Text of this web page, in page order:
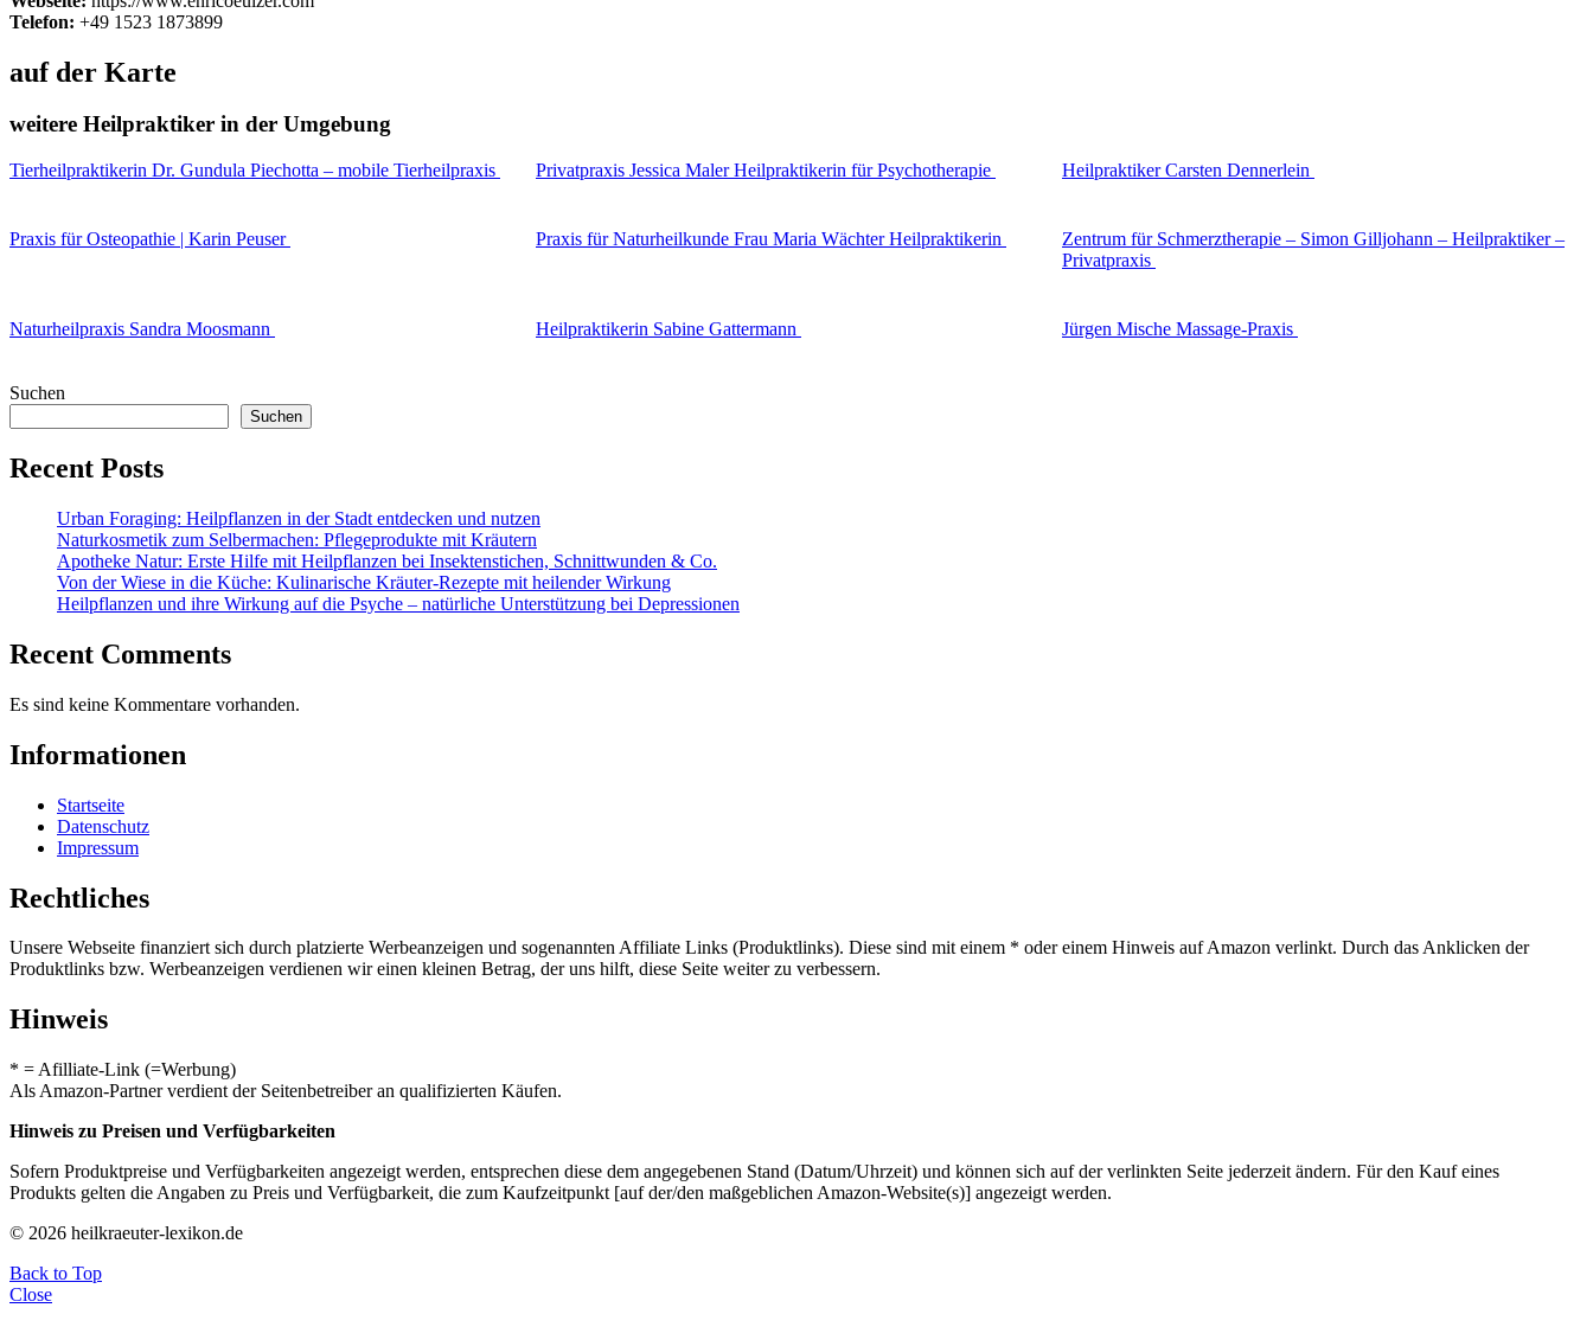
Telefon: +49 1523 1873899
auf der Karte
weitere Heilpraktiker in der Umgebung
Tierheilpraktikerin Dr. Gundula Piechotta – mobile Tierheilpraxis Privatpraxis Jessica Maler Heilpraktikerin für Psychotherapie Heilpraktiker Carsten Dennerlein
Praxis für Osteopathie | Karin Peuser Praxis für Naturheilkunde Frau Maria Wächter Heilpraktikerin
Zentrum für Schmerztherapie – Simon Gilljohann – Heilpraktiker –
Privatpraxis
Naturheilpraxis Sandra Moosmann Heilpraktikerin Sabine Gattermann Jürgen Mische Massage-Praxis
Suchen
Suchen
Recent Posts
Urban Foraging: Heilpflanzen in der Stadt entdecken und nutzen
Naturkosmetik zum Selbermachen: Pflegeprodukte mit Kräutern
Apotheke Natur: Erste Hilfe mit Heilpflanzen bei Insektenstichen, Schnittwunden & Co.
Von der Wiese in die Küche: Kulinarische Kräuter-Rezepte mit heilender Wirkung
Heilpflanzen und ihre Wirkung auf die Psyche – natürliche Unterstützung bei Depressionen
Recent Comments
Es sind keine Kommentare vorhanden.
Informationen
Startseite
Datenschutz
Impressum
Rechtliches
Unsere Webseite finanziert sich durch platzierte Werbeanzeigen und sogenannten Affiliate Links (Produktlinks). Diese sind mit einem * oder einem Hinweis auf Amazon verlinkt. Durch das Anklicken der
Produktlinks bzw. Werbeanzeigen verdienen wir einen kleinen Betrag, der uns hilft, diese Seite weiter zu verbessern.
Hinweis
* = Afilliate-Link (=Werbung)
Als Amazon-Partner verdient der Seitenbetreiber an qualifizierten Käufen.
Hinweis zu Preisen und Verfügbarkeiten
Sofern Produktpreise und Verfügbarkeiten angezeigt werden, entsprechen diese dem angegebenen Stand (Datum/Uhrzeit) und können sich auf der verlinkten Seite jederzeit ändern. Für den Kauf eines
Produkts gelten die Angaben zu Preis und Verfügbarkeit, die zum Kaufzeitpunkt [auf der/den maßgeblichen Amazon-Website(s)] angezeigt werden.
© 2026 heilkraeuter-lexikon.de
Back to Top
Close